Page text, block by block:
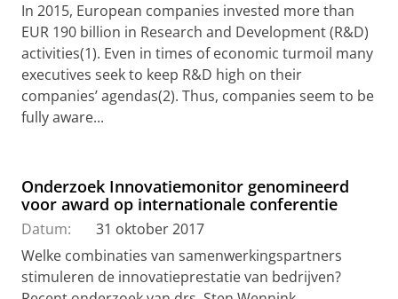
In 2015, European companies invested more than
EUR 190 billion in Research and Development (R&D)
activities(1). Even in times of economic turmoil many
executives seek to keep R&D high on their
companies’ agendas(2). Thus, companies seem to be
fully aware...
Onderzoek Innovatiemonitor genomineerd
voor award op internationale conferentie
Datum:
31 oktober 2017
Welke combinaties van samenwerkingspartners
stimuleren de innovatieprestatie van bedrijven?